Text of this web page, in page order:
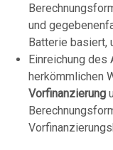
und
Batterie basiert,
Einreichung des
herkömmlichen
Vorfinanzierung